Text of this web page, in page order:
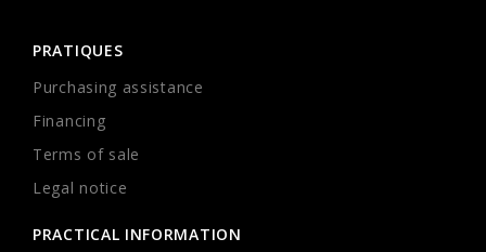
PRATIQUES
Purchasing assistance
Financing
Terms of sale
Legal notice
PRACTICAL INFORMATION